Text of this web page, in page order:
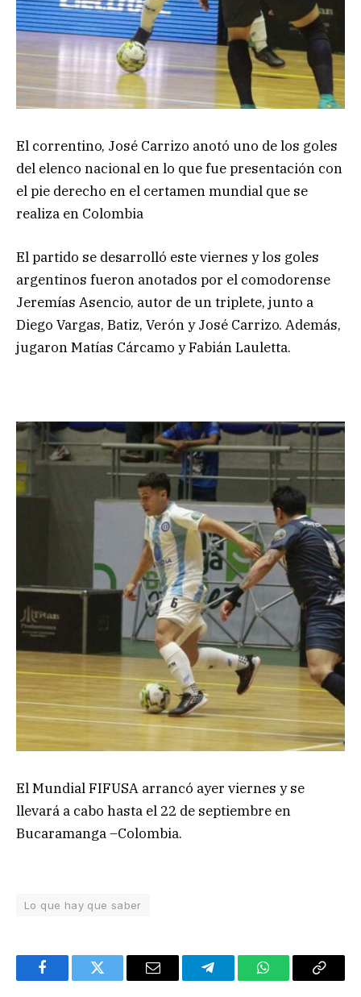
El correntino, José Carrizo anotó uno de los goles
del elenco nacional en lo que fue presentación con
el pie derecho en el certamen mundial que se
realiza en Colombia
El partido se desarrolló este viernes y los goles
argentinos fueron anotados por el comodorense
Jeremías Asencio, autor de un triplete, junto a
Diego Vargas, Batiz, Verón y José Carrizo. Además,
jugaron Matías Cárcamo y Fabián Lauletta.
El Mundial FIFUSA arrancó ayer viernes y se
llevará a cabo hasta el 22 de septiembre en
Bucaramanga –Colombia.
Lo que hay que saber
FacebookTwitter Email TelegramWhatsAppCopy